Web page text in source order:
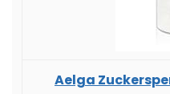
Aelga